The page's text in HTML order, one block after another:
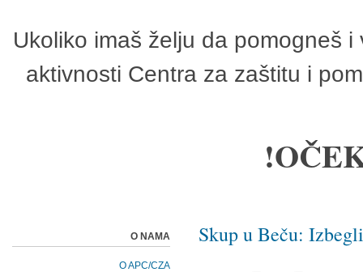
Ukoliko imaš želju da pomogneš
aktivnosti Centra za zaštitu i
Skup u Beču:
O NAMA
O APC/CZA